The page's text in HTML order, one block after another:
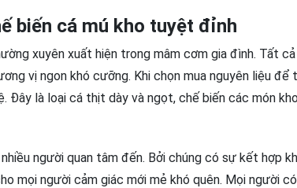
biến cá mú kho tuyệt đỉnh
xuyên xuất hiện trong mâm cơm gia đình. Tất
vị ngon khó cưỡng. Khi chọn mua nguyên liệu để
Đây là loại cá thịt dày và ngọt, chế biến các món
người quan tâm đến. Bởi chúng có sự kết hợp
mọi người cảm giác mới mẻ khó quên. Mọi người